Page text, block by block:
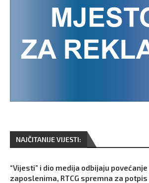
NAJČITANIJE VIJESTI:
“Vijesti” i dio medija odbijaju
zaposlenima, RTCG spremna za potpis